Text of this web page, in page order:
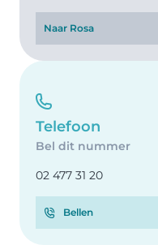
Naar Rosa
Telefoon
Bel dit nummer
02 477 31 20
Bellen